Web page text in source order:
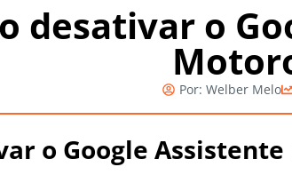
desativar o
Por: Welber Melo
o Google